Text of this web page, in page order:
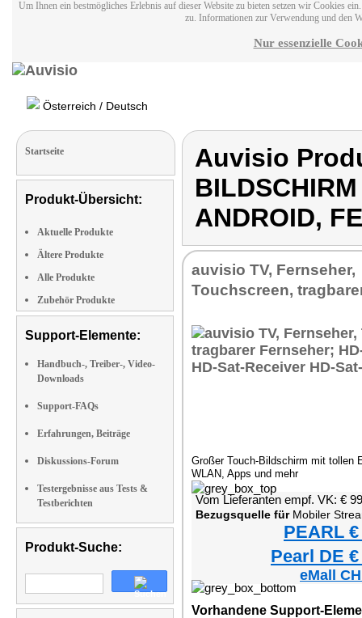
Um Ihnen ein bestmögliches Erlebnis auf dieser Website zu bieten setzen wir Cookies
zu. Informationen zur Verwendung und den
Nur essenzielle
Österreich / Deutsch
Startseite
Produkt-Übersicht:
Aktuelle Produkte
Ältere Produkte
Alle Produkte
Zubehör Produkte
Support-Elemente:
Handbuch-, Treiber-, Video-
Downloads
Support-FAQs
Erfahrungen, Beiträge
Diskussions-Forum
Testergebnisse aus Tests &
Testberichten
Produkt-Suche:
Auvisio
ANDROID,
auvisio TV, Fernseher,
Touchscreen,
Großer Touch-Bildschirm mit tollen
WLAN, Apps und mehr
Vom Lieferanten empf. VK: €
Bezugsquelle fürMobiler Streaming Bildschirm mit
PEARL
Pearl DE
eMall
Vorhandene Support-